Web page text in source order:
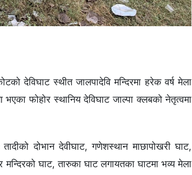
देविघाट स्थीत जालपादेवि मन्दिरमा हरेक वर्ष मेला
फोहोर स्थानिय देविघाट जाल्पा क्लबको नेतृत्वमा
दोभान देवीघाट, गणेशस्थान माछापोखरी घाट,
घाट, तारुका घाट लगायतका घाटमा भव्य मेला